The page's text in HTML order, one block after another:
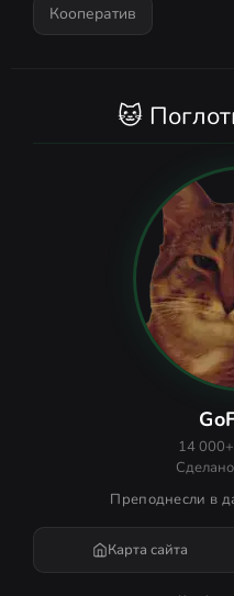
Кооператив
🐱
14
Преподнесли в
Карта сайта